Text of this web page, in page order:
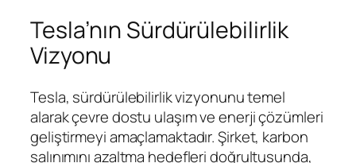
Tesla’nın Sürdürülebilirlik
Vizyonu
Tesla, sürdürülebilirlik vizyonunu temel
alarak çevre dostu ulaşım ve enerji çözümleri
geliştirmeyi amaçlamaktadır. Şirket, karbon
salınımını azaltma hedefleri doğrultusunda,